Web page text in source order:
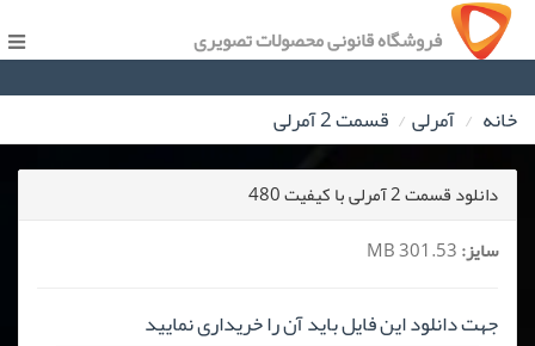
فروشگاه قانونی محصولات تصویری
خانه آمرلی قسمت 2 آمرلی
دانلود قسمت 2 آمرلی با کیفیت 480
سایز:
جهت دانلود این فایل باید آن را خریداری نمایید